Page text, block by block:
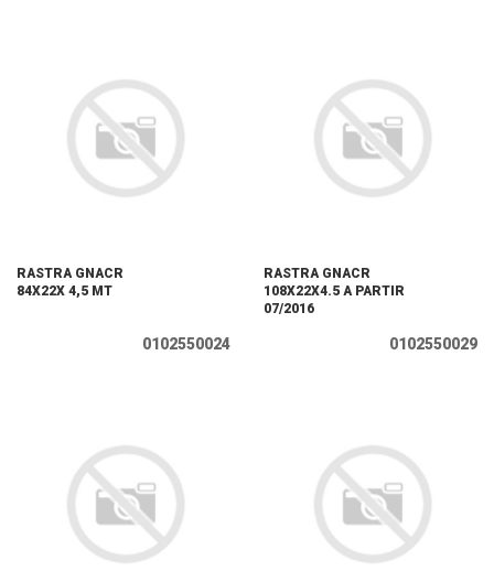
RASTRA GNACR
84X22X 4,5 MT
0102550024
RASTRA GNACR
108X22X4.5 A PARTIR
07/2016
0102550029